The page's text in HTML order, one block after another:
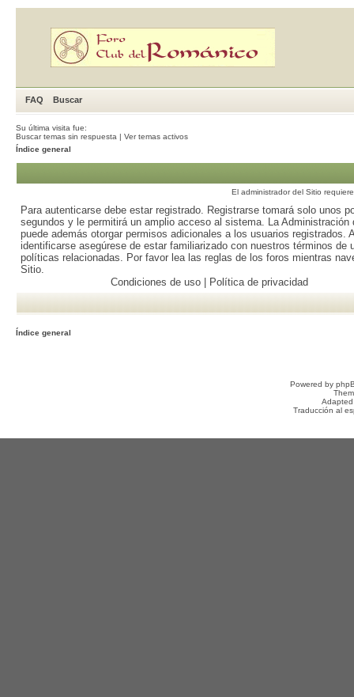
FAQ Buscar
Su última visita fue:
Buscar temas sin respuesta | Ver temas activos
Índice general
El administrador del Sitio
Para autenticarse debe estar registrado. Registrarse tomará solo unos
segundos y le permitirá un amplio acceso al sistema. La Administración
puede además otorgar permisos adicionales a los usuarios registrados.
identificarse asegúrese de estar familiarizado con nuestros términos de
políticas relacionadas. Por favor lea las reglas de los foros mientras
Sitio.
Condiciones de uso| Política de privacidad
Índice general
Powered by
Traducción al